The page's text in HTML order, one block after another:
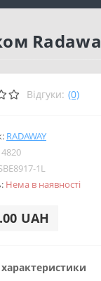
Відгуки: (0)
RADAWAY
1L
Нема в наявності
UAH